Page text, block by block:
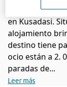
Este
en Kusadasi.
alojamiento
destino tiene
ocio están a 2.
paradas de...
Leer más